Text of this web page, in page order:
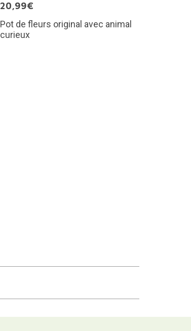
20,99€
Pot de fleurs original avec animal
curieux